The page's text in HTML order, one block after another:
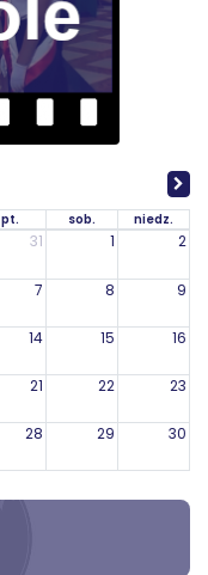
pt. sob. niedz.
31 1 2
7 8 9
14 15 16
21 22 23
28 29 30